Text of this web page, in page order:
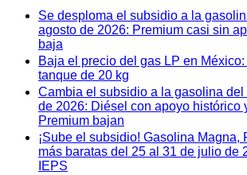
Se desploma el subsidio a la
agosto de 2026: Premium casi sin
baja
Baja el precio del gas LP en México:
tanque de 20 kg
Cambia el subsidio a la gasolina del
de 2026: Diésel con apoyo histórico
Premium bajan
¡Sube el subsidio! Gasolina Magna,
más baratas del 25 al 31 de julio de
IEPS